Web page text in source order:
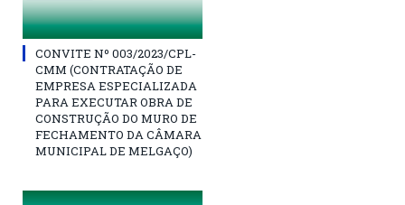
CONVITE Nº 003/2023/CPL-
CMM (CONTRATAÇÃO DE
EMPRESA ESPECIALIZADA
PARA EXECUTAR OBRA DE
CONSTRUÇÃO DO MURO DE
FECHAMENTO DA CÂMARA
MUNICIPAL DE MELGAÇO)